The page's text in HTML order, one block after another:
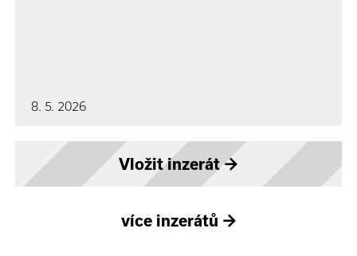
8. 5. 2026
Vložit inzerát→
více inzerátů →